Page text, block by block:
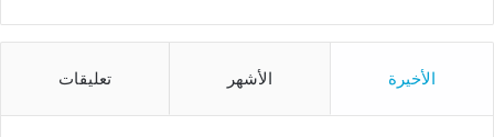
الأخيرة الأشهر تعليقات